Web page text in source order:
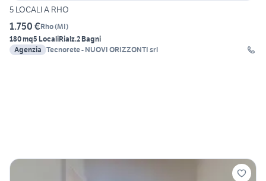
5 LOCALI A RHO
1.750 €Rho(MI)
180 mq5 LocaliRialz.2 Bagni
Agenzia Tecnorete - NUOVI ORIZZONTI srl